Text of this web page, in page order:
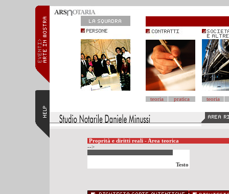
teoria pratica teoria
Proprità e diritti reali - Area teorica
-->
Testo